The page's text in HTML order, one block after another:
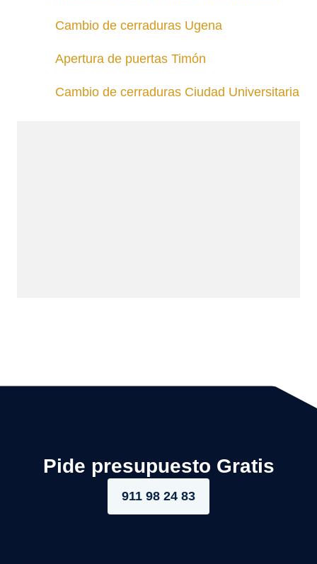
Cambio de cerraduras Ugena
Apertura de puertas Timón
Cambio de cerraduras Ciudad Universitaria
Pide presupuesto Gratis
911 98 24 83